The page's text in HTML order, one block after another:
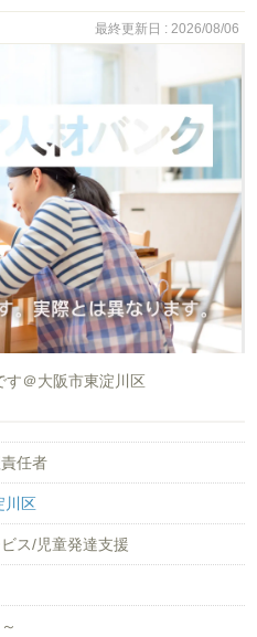
最終更新日 : 2026/08/06
す＠大阪市東淀川区
任者
川区
ス/児童発達支援